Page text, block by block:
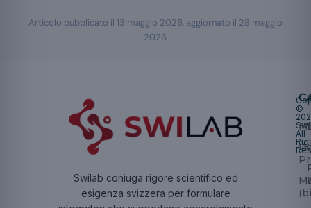
Articolo pubblicato il 13 maggio 2026, aggiornato il 28 maggio
2026.
Swilab coniuga rigore scientifico ed
esigenza svizzera per formulare
©
All